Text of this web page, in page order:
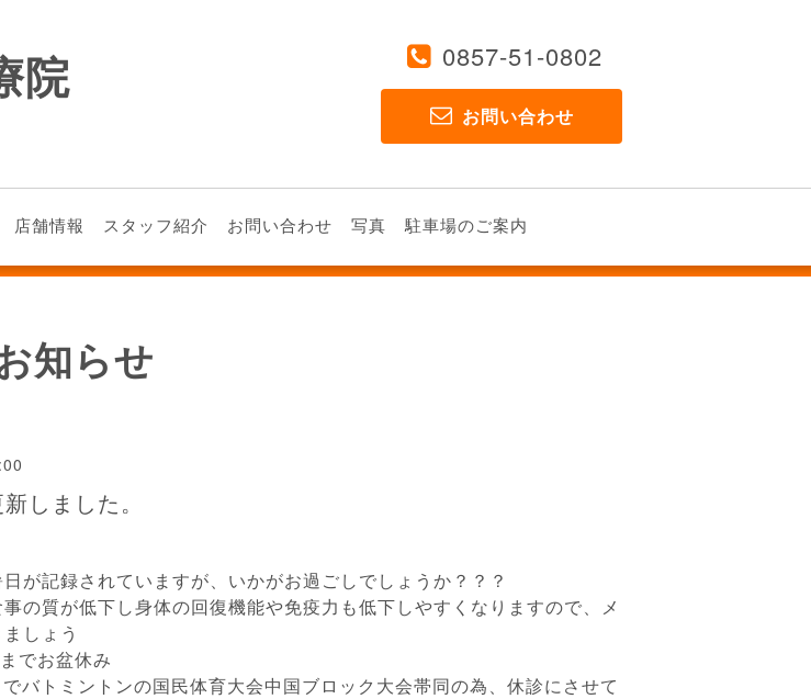
0857-51-0802
お問い合わせ
院
店舗情報 スタッフ紹介 お問い合わせ 写真 駐車場のご案内
知らせ
しました。
が記録されていますが、いかがお過ごしでしょうか？？？
の質が低下し身体の回復機能や免疫力も低下しやすくなりますので、メ
しょう
でお盆休み
バトミントンの国民体育大会中国ブロック大会帯同の為、休診にさせて